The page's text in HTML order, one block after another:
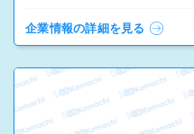
企業情報の詳細を見る